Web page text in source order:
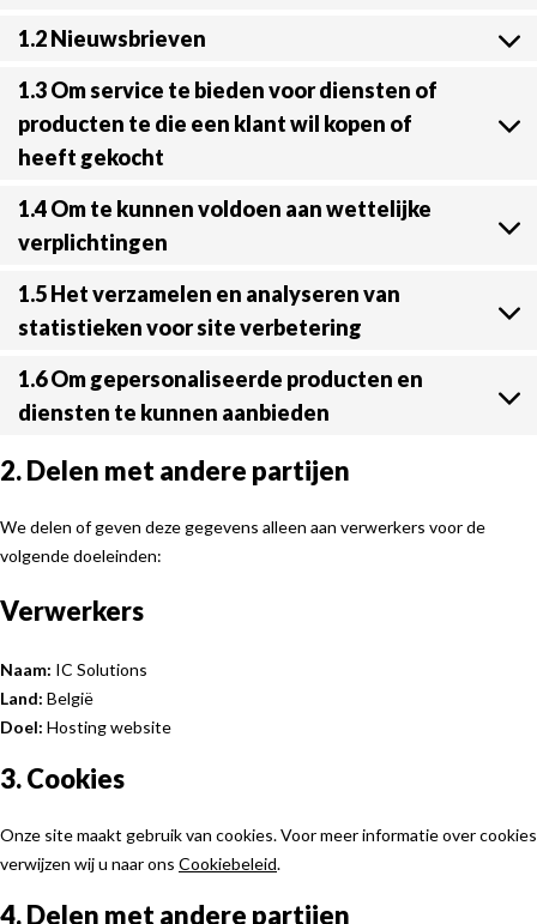
1.2 Nieuwsbrieven
1.3 Om service te bieden voor diensten of
producten te die een klant wil kopen of
heeft gekocht
1.4 Om te kunnen voldoen aan wettelijke
verplichtingen
1.5 Het verzamelen en analyseren van
statistieken voor site verbetering
1.6 Om gepersonaliseerde producten en
diensten te kunnen aanbieden
2. Delen met andere partijen
We delen of geven deze gegevens alleen aan verwerkers voor de
volgende doeleinden:
Verwerkers
Naam: IC Solutions
Land: België
Doel: Hosting website
3. Cookies
Onze site maakt gebruik van cookies. Voor meer informatie over cookies
verwijzen wij u naar ons Cookiebeleid.
4. Delen met andere partijen